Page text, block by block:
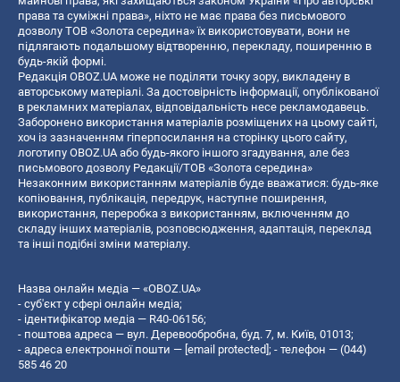
права та суміжні права», ніхто не має права без письмового
дозволу ТОВ «Золота середина» їх використовувати, вони не
підлягають подальшому відтворенню, перекладу, поширенню в
будь-якій формі.
Редакція OBOZ.UA може не поділяти точку зору, викладену в
авторському матеріалі. За достовірність інформації, опублікованої
в рекламних матеріалах, відповідальність несе рекламодавець.
Заборонено використання матеріалів розміщених на цьому сайті,
хоч із зазначенням гіперпосилання на сторінку цього сайту,
логотипу OBOZ.UA або будь-якого іншого згадування, але без
письмового дозволу Редакції/ТОВ «Золота середина»
Незаконним використанням матеріалів буде вважатися: будь-яке
копiювання, публiкацiя, передрук, наступне поширення,
використання, переробка з використанням, включенням до
складу інших матеріалів, розповсюдження, адаптація, переклад
та інші подібні зміни матеріалу.
Назва онлайн медіа — «OBOZ.UA»
- суб'єкт у сфері онлайн медіа;
- ідентифікатор медіа — R40-06156;
- поштова адреса — вул. Деревообробна, буд. 7, м. Київ, 01013;
- адреса електронної пошти — [email protected] ; - телефон — (044)
585 46 20